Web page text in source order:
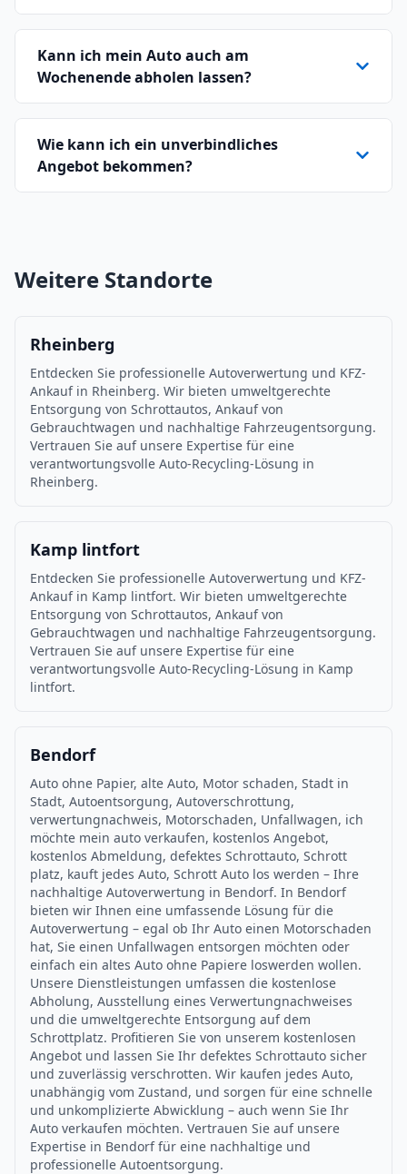
Kann ich mein Auto auch am
Wochenende abholen lassen?
Wie kann ich ein unverbindliches
Angebot bekommen?
Weitere Standorte
Rheinberg
Entdecken Sie professionelle Autoverwertung und KFZ-
Ankauf in Rheinberg. Wir bieten umweltgerechte
Entsorgung von Schrottautos, Ankauf von
Gebrauchtwagen und nachhaltige Fahrzeugentsorgung.
Vertrauen Sie auf unsere Expertise für eine
verantwortungsvolle Auto-Recycling-Lösung in
Rheinberg.
Kamp lintfort
Entdecken Sie professionelle Autoverwertung und KFZ-
Ankauf in Kamp lintfort. Wir bieten umweltgerechte
Entsorgung von Schrottautos, Ankauf von
Gebrauchtwagen und nachhaltige Fahrzeugentsorgung.
Vertrauen Sie auf unsere Expertise für eine
verantwortungsvolle Auto-Recycling-Lösung in Kamp
lintfort.
Bendorf
Auto ohne Papier, alte Auto, Motor schaden, Stadt in
Stadt, Autoentsorgung, Autoverschrottung,
verwertungnachweis, Motorschaden, Unfallwagen, ich
möchte mein auto verkaufen, kostenlos Angebot,
kostenlos Abmeldung, defektes Schrottauto, Schrott
platz, kauft jedes Auto, Schrott Auto los werden – Ihre
nachhaltige Autoverwertung in Bendorf. In Bendorf
bieten wir Ihnen eine umfassende Lösung für die
Autoverwertung – egal ob Ihr Auto einen Motorschaden
hat, Sie einen Unfallwagen entsorgen möchten oder
einfach ein altes Auto ohne Papiere loswerden wollen.
Unsere Dienstleistungen umfassen die kostenlose
Abholung, Ausstellung eines Verwertungnachweises
und die umweltgerechte Entsorgung auf dem
Schrottplatz. Profitieren Sie von unserem kostenlosen
Angebot und lassen Sie Ihr defektes Schrottauto sicher
und zuverlässig verschrotten. Wir kaufen jedes Auto,
unabhängig vom Zustand, und sorgen für eine schnelle
und unkomplizierte Abwicklung – auch wenn Sie Ihr
Auto verkaufen möchten. Vertrauen Sie auf unsere
Expertise in Bendorf für eine nachhaltige und
professionelle Autoentsorgung.